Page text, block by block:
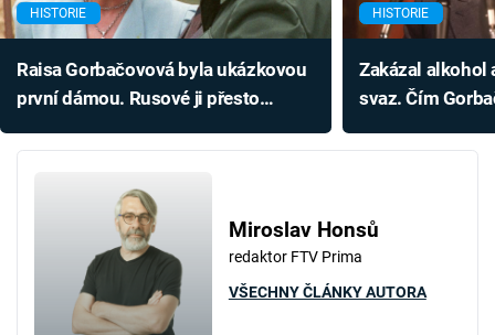
HISTORIE
Raisa Gorbačovová byla ukázkovou
první dámou. Rusové ji přesto
HISTORIE
Zakázal alkohol
svaz. Čím
Miroslav Honsů
redaktor FTV Prima
VŠECHNY ČLÁNKY AUTORA